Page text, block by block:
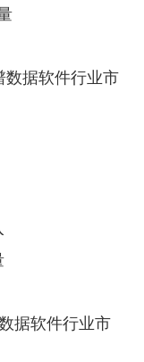
据软件行业市
据软件行业市